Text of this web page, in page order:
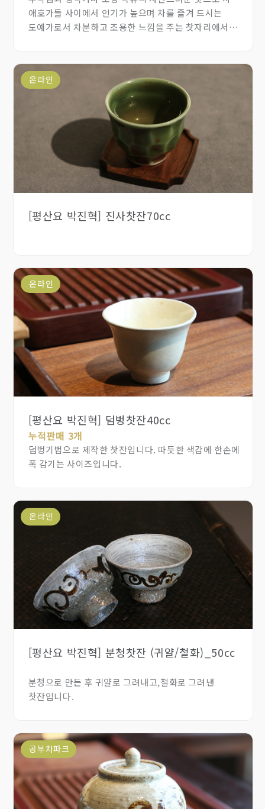
애호가들 사이에서 인기가 높으며 차를 즐겨 드시는
도예가로서 차분하고 조용한 느낌을 주는 찻자리에서
다양한 사이즈로 골라서 쓰기 너무 좋은 찻잔입니다.
온라인
[평산요 박진혁] 진사찻잔70cc
온라인
[평산요 박진혁] 덤벙찻잔40cc
누적판매 3개
덤벙기법으로 제작한 찻잔입니다. 따듯한 색감에 한손에
폭 감기는 사이즈입니다.
온라인
[평산요 박진혁] 분청찻잔 (귀얄/철화)_50cc
분청으로 만든 후 귀얄로 그려내고,철화로 그려낸
찻잔입니다.
공부차파크